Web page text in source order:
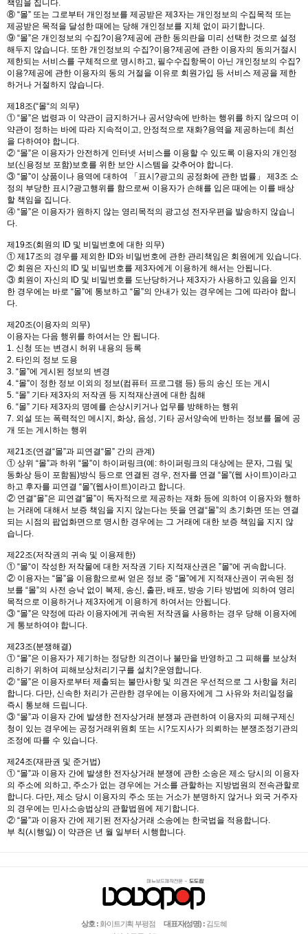
책임을 집니다.
⑧ “몰” 또는 그로부터 개인정보를 제공받은 제3자는 개인정보의 수집목적 또는
제공받은 목적을 달성한 때에는 당해 개인정보를 지체 없이 파기합니다.
⑨ “몰”은 개인정보의 수집?이용?제공에 관한 동의란을 미리 선택한 것으로 설정
해두지 않습니다. 또한 개인정보의 수집?이용?제공에 관한 이용자의 동의거절시
제한되는 서비스를 구체적으로 명시하고, 필수수집항목이 아닌 개인정보의 수집?
이용?제공에 관한 이용자의 동의 거절을 이유로 회원가입 등 서비스 제공을 제한
하거나 거절하지 않습니다.
제18조(“몰“의 의무)
① “몰”은 법령과 이 약관이 금지하거나 공서양속에 반하는 행위를 하지 않으며 이
약관이 정하는 바에 따라 지속적이고, 안정적으로 재화?용역을 제공하는데 최선
을 다하여야 합니다.
② “몰”은 이용자가 안전하게 인터넷 서비스를 이용할 수 있도록 이용자의 개인정
보(신용정보 포함)보호를 위한 보안 시스템을 갖추어야 합니다.
③ “몰”이 상품이나 용역에 대하여 「표시?광고의 공정화에 관한 법률」 제3조 소
정의 부당한 표시?광고행위를 함으로써 이용자가 손해를 입은 때에는 이를 배상
할 책임을 집니다.
④ “몰”은 이용자가 원하지 않는 영리목적의 광고성 전자우편을 발송하지 않습니
다.
제19조(회원의 ID 및 비밀번호에 대한 의무)
① 제17조의 경우를 제외한 ID와 비밀번호에 관한 관리책임은 회원에게 있습니다.
② 회원은 자신의 ID 및 비밀번호를 제3자에게 이용하게 해서는 안됩니다.
③ 회원이 자신의 ID 및 비밀번호를 도난당하거나 제3자가 사용하고 있음을 인지
한 경우에는 바로 “몰”에 통보하고 “몰”의 안내가 있는 경우에는 그에 따라야 합니
다.
제20조(이용자의 의무)
이용자는 다음 행위를 하여서는 안 됩니다.
1. 신청 또는 변경시 허위 내용의 등록
2. 타인의 정보 도용
3. “몰”에 게시된 정보의 변경
4. “몰”이 정한 정보 이외의 정보(컴퓨터 프로그램 등) 등의 송신 또는 게시
5. “몰” 기타 제3자의 저작권 등 지적재산권에 대한 침해
6. “몰” 기타 제3자의 명예를 손상시키거나 업무를 방해하는 행위
7. 외설 또는 폭력적인 메시지, 화상, 음성, 기타 공서양속에 반하는 정보를 몰에 공
개 또는 게시하는 행위
제21조(연결“몰”과 피연결“몰” 간의 관계)
① 상위 “몰”과 하위 “몰”이 하이퍼링크(예: 하이퍼링크의 대상에는 문자, 그림 및
동화상 등이 포함됨)방식 등으로 연결된 경우, 전자를 연결 “몰”(웹 사이트)이라고
하고 후자를 피연결 “몰”(웹사이트)이라고 합니다.
② 연결“몰”은 피연결“몰”이 독자적으로 제공하는 재화 등에 의하여 이용자와 행하
는 거래에 대해서 보증 책임을 지지 않는다는 뜻을 연결“몰”의 초기화면 또는 연결
되는 시점의 팝업화면으로 명시한 경우에는 그 거래에 대한 보증 책임을 지지 않
습니다.
제22조(저작권의 귀속 및 이용제한)
① “몰“이 작성한 저작물에 대한 저작권 기타 지적재산권은 ”몰“에 귀속합니다.
② 이용자는 “몰”을 이용함으로써 얻은 정보 중 “몰”에게 지적재산권이 귀속된 정
보를 “몰”의 사전 승낙 없이 복제, 송신, 출판, 배포, 방송 기타 방법에 의하여 영리
목적으로 이용하거나 제3자에게 이용하게 하여서는 안됩니다.
③ “몰”은 약정에 따라 이용자에게 귀속된 저작권을 사용하는 경우 당해 이용자에
게 통보하여야 합니다.
제23조(분쟁해결)
① “몰”은 이용자가 제기하는 정당한 의견이나 불만을 반영하고 그 피해를 보상처
리하기 위하여 피해보상처리기구를 설치?운영합니다.
② “몰”은 이용자로부터 제출되는 불만사항 및 의견은 우선적으로 그 사항을 처리
합니다. 다만, 신속한 처리가 곤란한 경우에는 이용자에게 그 사유와 처리일정을
즉시 통보해 드립니다.
③ “몰”과 이용자 간에 발생한 전자상거래 분쟁과 관련하여 이용자의 피해구제신
청이 있는 경우에는 공정거래위원회 또는 시?도지사가 의뢰하는 분쟁조정기관의
조정에 따를 수 있습니다.
제24조(재판권 및 준거법)
① “몰”과 이용자 간에 발생한 전자상거래 분쟁에 관한 소송은 제소 당시의 이용자
의 주소에 의하고, 주소가 없는 경우에는 거소를 관할하는 지방법원의 전속관할로
합니다. 다만, 제소 당시 이용자의 주소 또는 거소가 분명하지 않거나 외국 거주자
의 경우에는 민사소송법상의 관할법원에 제기합니다.
② “몰”과 이용자 간에 제기된 전자상거래 소송에는 한국법을 적용합니다.
부 칙(시행일) 이 약관은 년 월 일부터 시행합니다.
상호 :화이트기획 부평점 대표자(성명) : 김도혜